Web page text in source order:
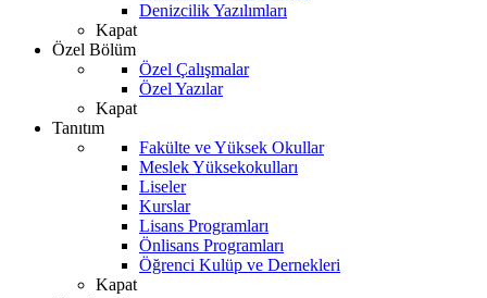
Denizcilik Yazılımları
Kapat
Özel Bölüm
Özel Çalışmalar
Özel Yazılar
Kapat
Tanıtım
Fakülte ve Yüksek Okullar
Meslek Yüksekokulları
Liseler
Kurslar
Lisans Programları
Önlisans Programları
Öğrenci Kulüp ve Dernekleri
Kapat